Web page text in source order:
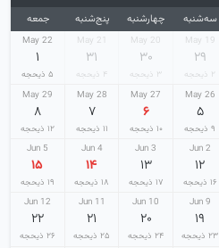
سه‌شنبه چهارشنبه پنج‌شنبه جمعه
19 May
۲۹
۲ ذیحجه
20 May
۳۰
۳ ذیحجه
21 May
۳۱
۴ ذیحجه
22 May
۱
۵ ذیحجه
26 May
۵
۹ ذیحجه
27 May
۶
۱۰ ذیحجه
28 May
۷
۱۱ ذیحجه
29 May
۸
۱۲ ذیحجه
2 Jun
۱۲
۱۶ ذیحجه
3 Jun
۱۳
۱۷ ذیحجه
4 Jun
۱۴
۱۸ ذیحجه
5 Jun
۱۵
۱۹ ذیحجه
9 Jun
۱۹
۲۳ ذیحجه
10 Jun
۲۰
۲۴ ذیحجه
11 Jun
۲۱
۲۵ ذیحجه
12 Jun
۲۲
۲۶ ذیحجه